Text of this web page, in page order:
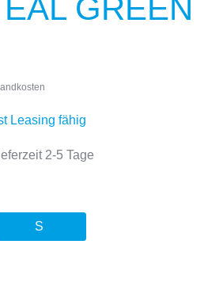
GREEN
Leasing fähig
2-5 Tage
S